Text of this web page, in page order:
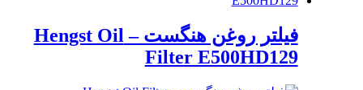
فیلتر روغن هنگست – Hengst Oil
Filter E500HD129